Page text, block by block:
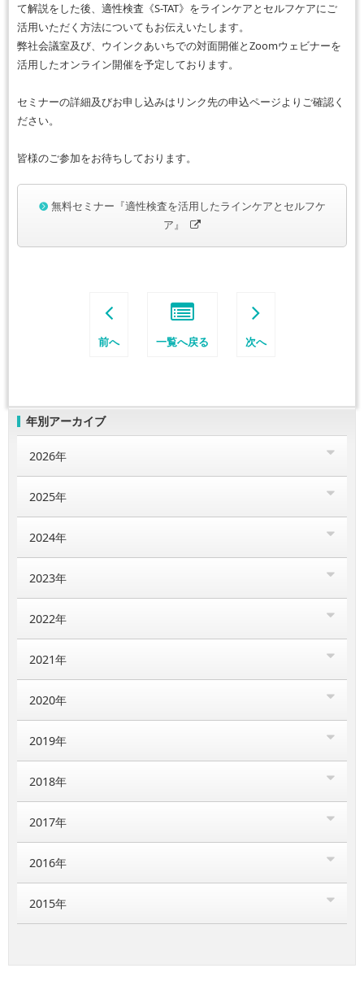
て解説をした後、適性検査《S-TAT》をラインケアとセルフケアにご
活用いただく方法についてもお伝えいたします。
弊社会議室及び、ウインクあいちでの対面開催とZoomウェビナーを
活用したオンライン開催を予定しております。
セミナーの詳細及びお申し込みはリンク先の申込ページよりご確認く
ださい。
皆様のご参加をお待ちしております。
無料セミナー『適性検査を活用したラインケアとセルフケ
ア』
前へ 一覧へ戻る 次へ
年別アーカイブ
2026年
2025年
2024年
2023年
2022年
2021年
2020年
2019年
2018年
2017年
2016年
2015年